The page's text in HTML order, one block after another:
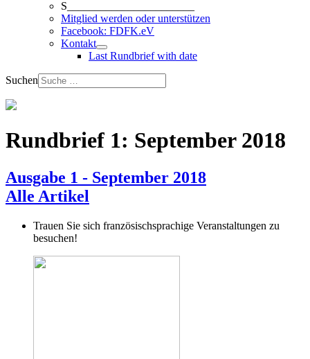
S_______________________
Mitglied werden oder unterstützen
Facebook: FDFK.eV
Kontakt
Last Rundbrief with date
Suchen
Rundbrief 1: September 2018
Ausgabe 1 - September 2018­­
Alle Artikel
Trauen Sie sich französisch­sprachige Veranstalt­ungen zu
besuchen!